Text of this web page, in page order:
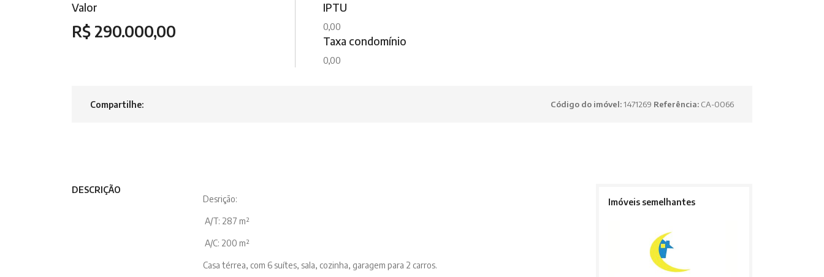
Valor
R$ 290.000,00
IPTU
0,00
Taxa condomínio
0,00
Compartilhe: Código do imóvel:1471269 Referência: CA-0066
DESCRIÇÃO
Desrição:
A/T: 287 m²
A/C: 200 m²
Casa térrea, com 6 suítes, sala, cozinha, garagem para 2 carros.
Imóveis semelhantes